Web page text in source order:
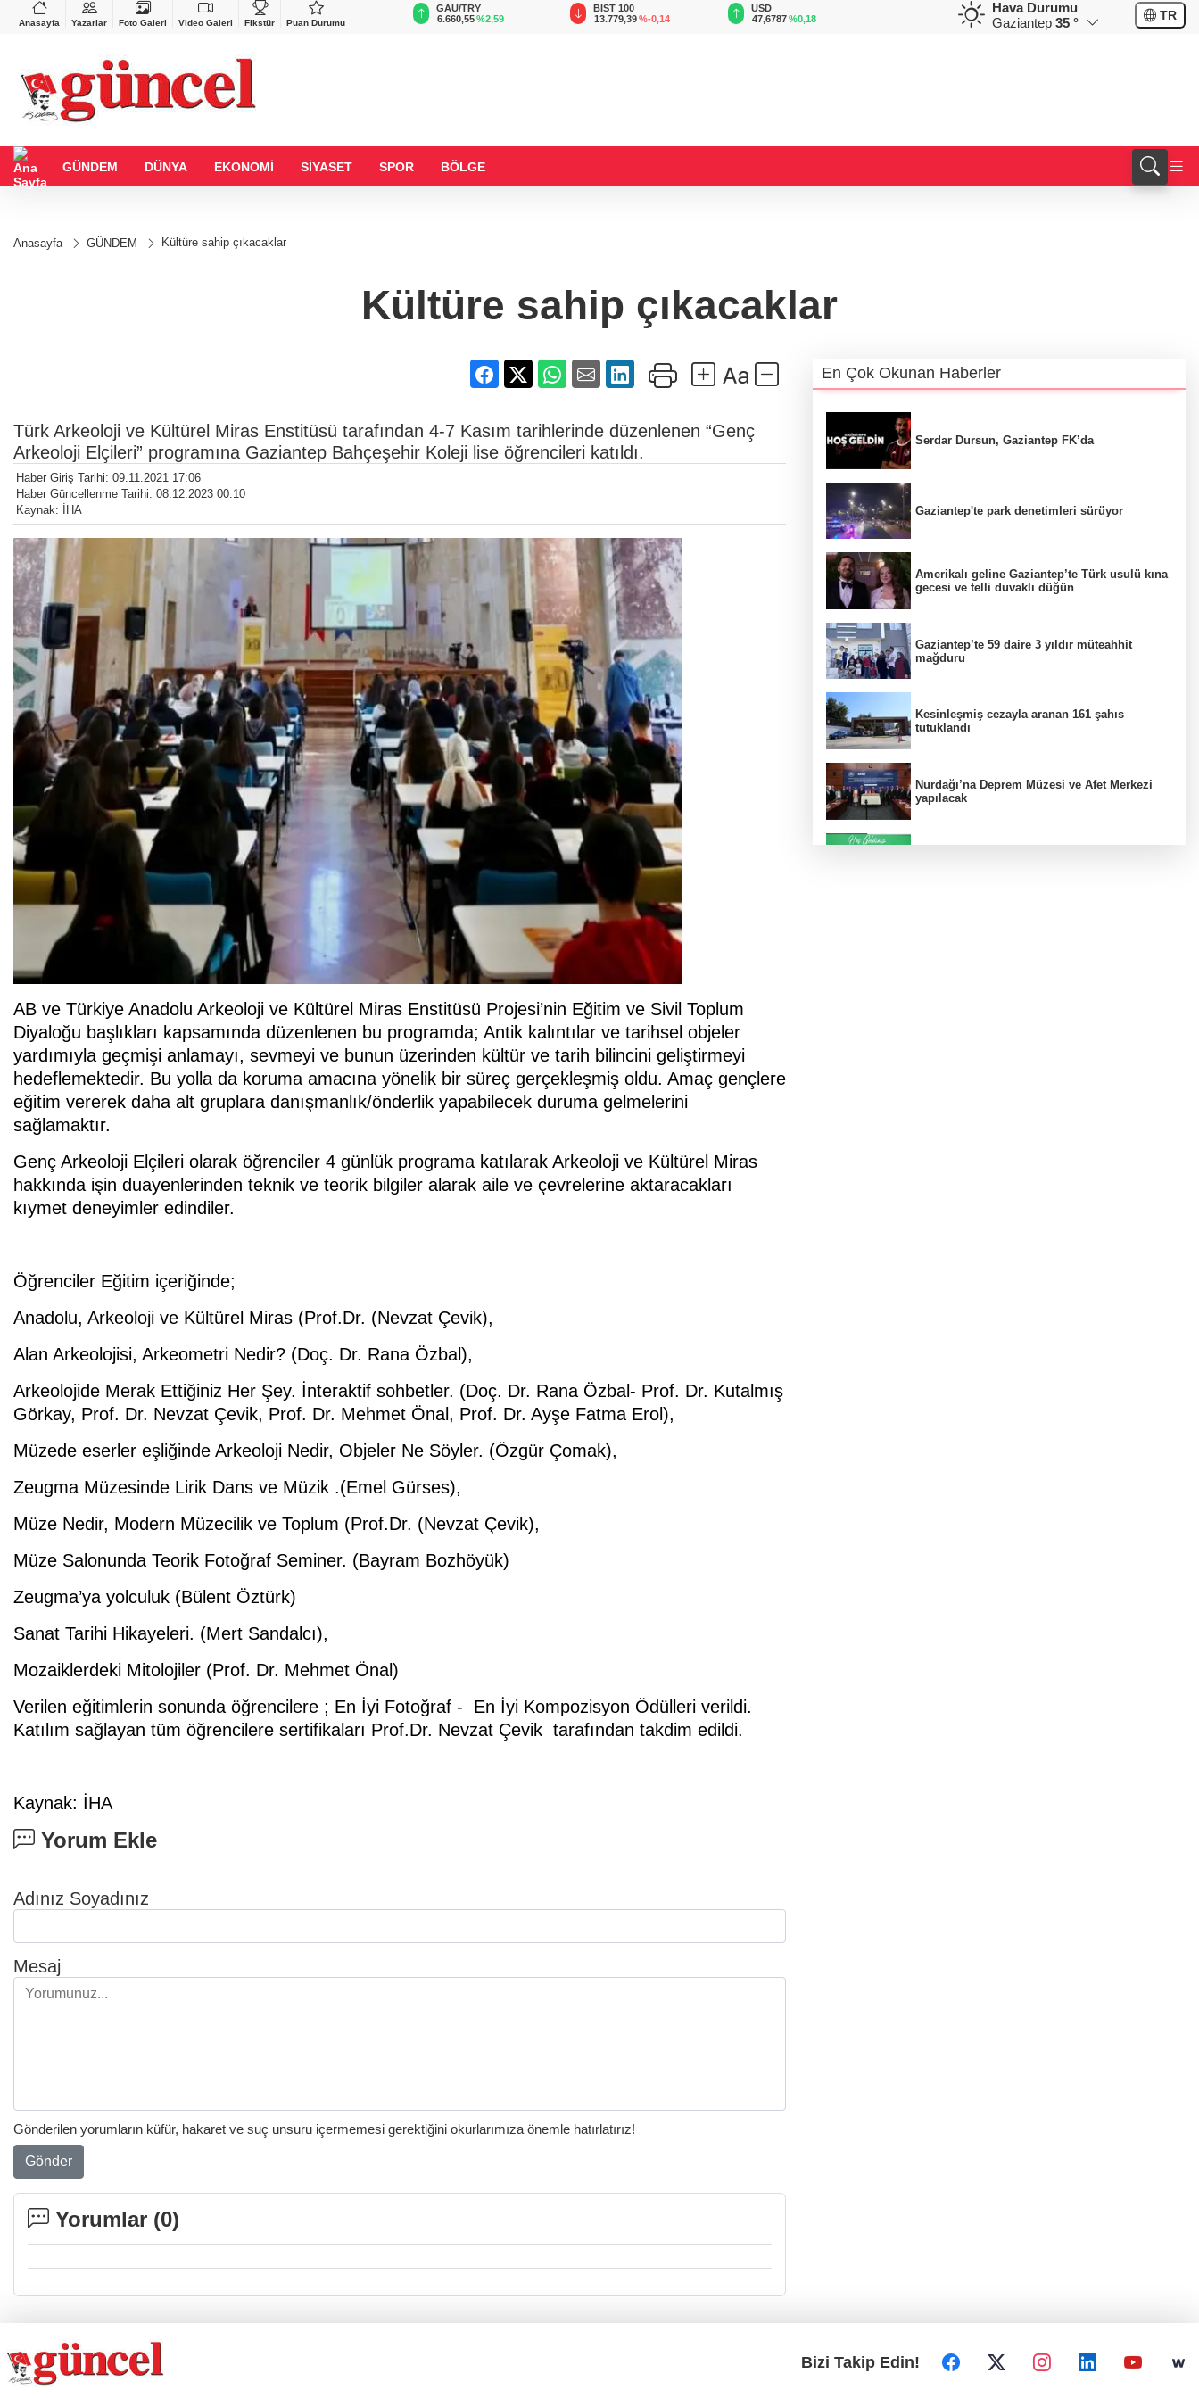
Anasayfa Yazarlar Foto Galeri Video Galeri Fikstür Puan Durumu
%0,90
BGN
27,9743
%-0,22
0,0018
%0,32
GAU/TRY
6.660,55%2,59
BIST 100
13.779,39%-0,14
USD
47,6787%0,18 %0,32
GBP
64,3468
Hava Durumu
Gaziantep 35 ° TR
GÜNDEM DÜNYA EKONOMİ SİYASET SPOR BÖLGE
Anasayfa GÜNDEM Kültüre sahip çıkacaklar
Kültüre sahip çıkacaklar
Türk Arkeoloji ve Kültürel Miras Enstitüsü tarafından 4-7 Kasım tarihlerinde düzenlenen “Genç
Arkeoloji Elçileri” programına Gaziantep Bahçeşehir Koleji lise öğrencileri katıldı.
Haber Giriş Tarihi: 09.11.2021 17:06
Haber Güncellenme Tarihi: 08.12.2023 00:10
Kaynak: İHA
AB ve Türkiye Anadolu Arkeoloji ve Kültürel Miras Enstitüsü Projesi’nin Eğitim ve Sivil Toplum
Diyaloğu başlıkları kapsamında düzenlenen bu programda; Antik kalıntılar ve tarihsel objeler
yardımıyla geçmişi anlamayı, sevmeyi ve bunun üzerinden kültür ve tarih bilincini geliştirmeyi
hedeflemektedir. Bu yolla da koruma amacına yönelik bir süreç gerçekleşmiş oldu. Amaç gençlere
eğitim vererek daha alt gruplara danışmanlık/önderlik yapabilecek duruma gelmelerini
sağlamaktır.
Genç Arkeoloji Elçileri olarak öğrenciler 4 günlük programa katılarak Arkeoloji ve Kültürel Miras
hakkında işin duayenlerinden teknik ve teorik bilgiler alarak aile ve çevrelerine aktaracakları
kıymet deneyimler edindiler.
Öğrenciler Eğitim içeriğinde;
Anadolu, Arkeoloji ve Kültürel Miras (Prof.Dr. (Nevzat Çevik),
Alan Arkeolojisi, Arkeometri Nedir? (Doç. Dr. Rana Özbal),
Arkeolojide Merak Ettiğiniz Her Şey. İnteraktif sohbetler. (Doç. Dr. Rana Özbal- Prof. Dr. Kutalmış
Görkay, Prof. Dr. Nevzat Çevik, Prof. Dr. Mehmet Önal, Prof. Dr. Ayşe Fatma Erol),
Müzede eserler eşliğinde Arkeoloji Nedir, Objeler Ne Söyler. (Özgür Çomak),
Zeugma Müzesinde Lirik Dans ve Müzik .(Emel Gürses),
Müze Nedir, Modern Müzecilik ve Toplum (Prof.Dr. (Nevzat Çevik),
Müze Salonunda Teorik Fotoğraf Seminer. (Bayram Bozhöyük)
Zeugma’ya yolculuk (Bülent Öztürk)
Sanat Tarihi Hikayeleri. (Mert Sandalcı),
Mozaiklerdeki Mitolojiler (Prof. Dr. Mehmet Önal)
Verilen eğitimlerin sonunda öğrencilere ; En İyi Fotoğraf - En İyi Kompozisyon Ödülleri verildi.
Katılım sağlayan tüm öğrencilere sertifikaları Prof.Dr. Nevzat Çevik tarafından takdim edildi.
Kaynak: İHA
Yorum Ekle
Adınız Soyadınız
Mesaj
Gönderilen yorumların küfür, hakaret ve suç unsuru içermemesi gerektiğini okurlarımıza önemle hatırlatırız!
Gönder
Yorumlar (0)
En Çok Okunan Haberler
Serdar Dursun, Gaziantep FK’da
Gaziantep'te park denetimleri sürüyor
Amerikalı geline Gaziantep’te Türk usulü kına
gecesi ve telli duvaklı düğün
Gaziantep’te 59 daire 3 yıldır müteahhit
mağduru
Kesinleşmiş cezayla aranan 161 şahıs
tutuklandı
Nurdağı’na Deprem Müzesi ve Afet Merkezi
yapılacak
Bizi Takip Edin!